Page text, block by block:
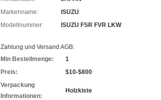
Markenname:
ISUZU
Modellnummer:
ISUZU FSR FVR LKW
Zahlung und Versand AGB:
Min Bestellmenge:
1
Preis:
$10-$800
Verpackung
Informationen:
Holzkiste